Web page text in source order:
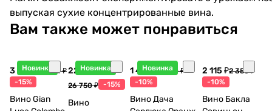
выпуская сухие концентрированные вина.
Вам также может понравиться
Новинка
3 998 ₽4 704 ₽
-15%
Вино Gian
Новинка
22 738 ₽
26 750 ₽ -15%
Вино
Новинка
1 440 ₽1 600 ₽
-10%
Вино Дача
2 115 ₽2 350 ₽
-10%
Вино Бакла